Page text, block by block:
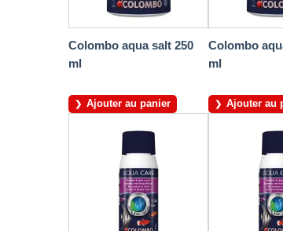
Colombo aqua salt 250
ml
Ajouter au panier
Colombo
ml
Ajouter au